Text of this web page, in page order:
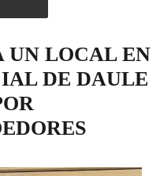
UN LOCAL EN
DE DAULE